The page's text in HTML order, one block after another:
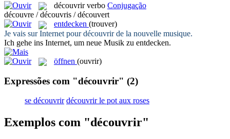
découvrir verbo Conjugação
découvre / découvris / découvert
entdecken (trouver)
Je vais sur Internet pourdécouvrirde la nouvelle musique.
Ich gehe ins Internet, um neue Musik zu entdecken.
öffnen (ouvrir)
Expressões com "découvrir" (2)
se découvrir découvrir le pot aux roses
Exemplos com "découvrir"